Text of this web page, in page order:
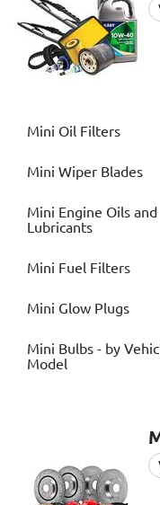
Mini Oil Filters
Mini Wiper Blades
Mini Engine Oils and
Lubricants
Mini Fuel Filters
Mini Glow Plugs
Mini Bulbs - by
Model